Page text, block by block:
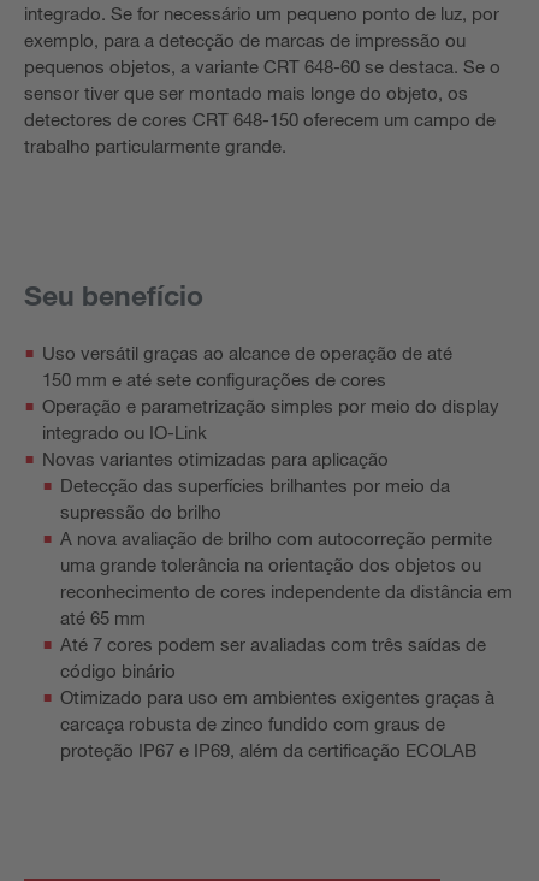
integrado. Se for necessário um pequeno ponto de luz, por
exemplo, para a detecção de marcas de impressão ou
pequenos objetos, a variante CRT 648-60 se destaca. Se o
sensor tiver que ser montado mais longe do objeto, os
detectores de cores CRT 648-150 oferecem um campo de
trabalho particularmente grande.
Seu benefício
Uso versátil graças ao alcance de operação de até
150 mm e até sete configurações de cores
Operação e parametrização simples por meio do display
integrado ou IO-Link
Novas variantes otimizadas para aplicação
Detecção das superfícies brilhantes por meio da
supressão do brilho
A nova avaliação de brilho com autocorreção permite
uma grande tolerância na orientação dos objetos ou
reconhecimento de cores independente da distância em
até 65 mm
Até 7 cores podem ser avaliadas com três saídas de
código binário
Otimizado para uso em ambientes exigentes graças à
carcaça robusta de zinco fundido com graus de
proteção IP67 e IP69, além da certificação ECOLAB